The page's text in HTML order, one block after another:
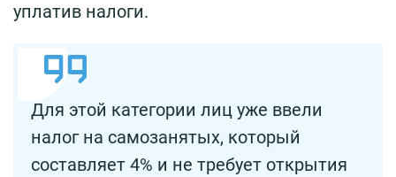
уплатив налоги.
Для этой категории лиц уже ввели
налог на самозанятых, который
составляет 4% и не требует открытия